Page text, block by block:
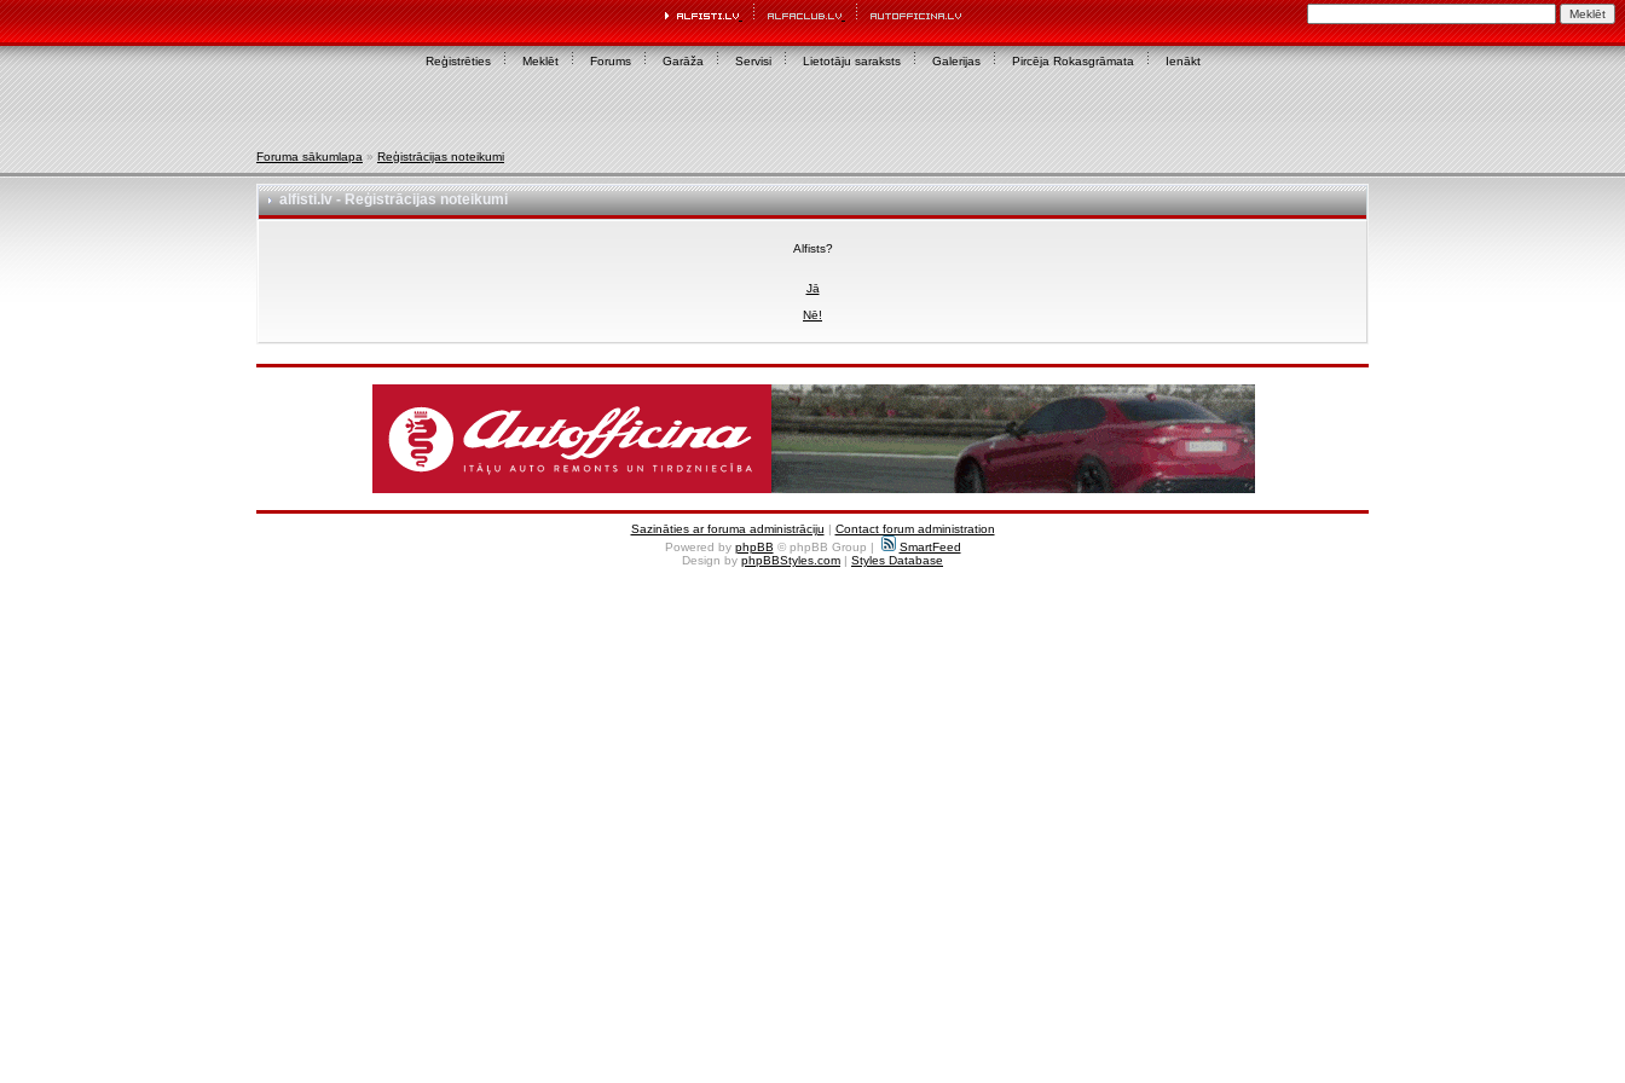
Reģistrēties Meklēt Forums Garāža Servisi Lietotāju saraksts Galerijas Pircēja Rokasgrāmata Ienākt
Foruma sākumlapa » Reģistrācijas noteikumi
alfisti.lv - Reģistrācijas noteikumi
Alfists?
Jā
Nē!
Sazināties ar foruma administrāciju | Contact forum administration
Powered by phpBB © phpBB Group |
SmartFeed
Design by phpBBStyles.com | Styles Database